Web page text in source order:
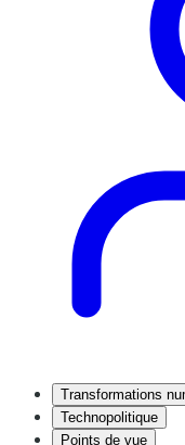
Transformations
Technopolitique
Points de vue